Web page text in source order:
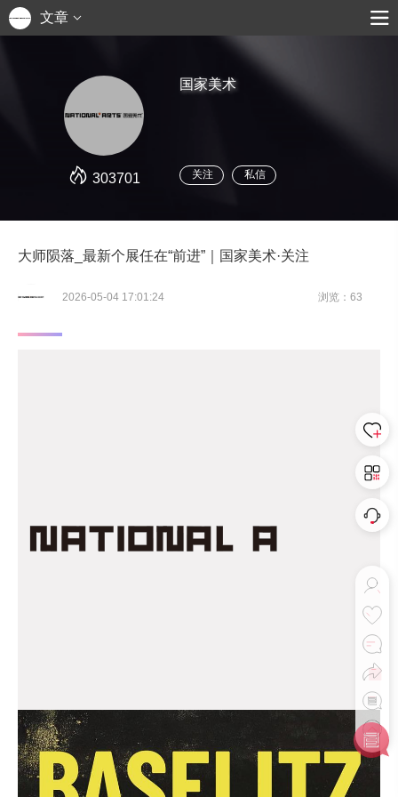
文章
303701
国家美术
关注 私信
大师陨落_最新个展任在“前进”｜国家美术·关注
2026-05-04 17:01:24 浏览：63